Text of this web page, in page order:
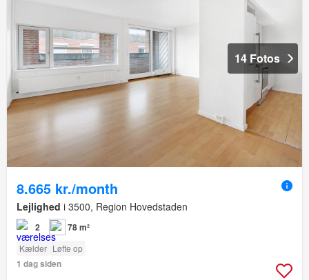
14 Fotos
8.665 kr./month
Lejlighed i 3500, Region Hovedstaden
2 78 m²
Kælder Løfte op
1 dag siden